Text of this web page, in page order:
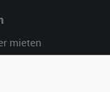
mieten